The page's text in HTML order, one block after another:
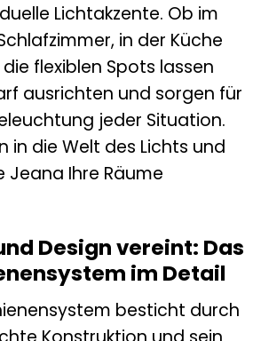
Lichtakzente. Ob im
in der Küche
flexiblen Spots lassen
ausrichten und sorgen für
jeder Situation.
in die Welt des Lichts und
Jeana Ihre Räume
Design vereint: Das
im Detail
besticht durch